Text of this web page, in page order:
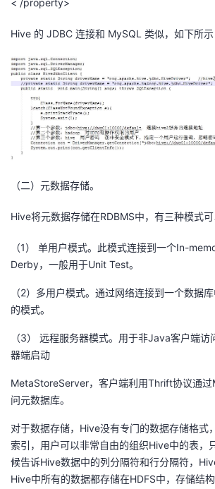
< /property>
Hive 的 JDBC 连接和 MySQL 类似，如下所示
（二）元数据存储。
Hive将元数据存储在RDBMS中，有三种模式可
（1） 单用户模式。此模式连接到一个In-
Derby，一般用于Unit Test。
（2）多用户模式。通过网络连接到一个数据
的模式。
（3） 远程服务器模式。用于非Java客户端访
器端启动
MetaStoreServer，客户端利用Thrift协议通
问元数据库。
对于数据存储，Hive没有专门的数据存储格式
索引，用户可以非常自由的组织Hive中的表，
候告诉Hive数据中的列分隔符和行分隔符，
Hive中所有的数据都存储在HDFS中，存储结